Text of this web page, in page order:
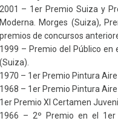
2001 – 1er Premio Suiza y
Moderna. Morges (Suiza),
premios de concursos
1999 – Premio del Público en
(Suiza).
1970 – 1er Premio Pintura
1968 – 1er Premio Pintura Aire
1er Premio XI Certamen
1966 – 2º Premio en el 1er